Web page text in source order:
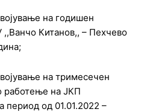
на годишен
,,Ванчо Китанов,, – Пехчево
;
на тримесечен
работење на ЈКП
период од 01.01.2022 –